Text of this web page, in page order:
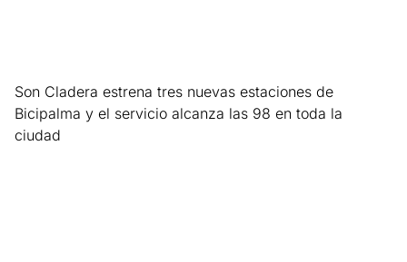
Son Cladera estrena tres nuevas estaciones de
Bicipalma y el servicio alcanza las 98 en toda la
ciudad